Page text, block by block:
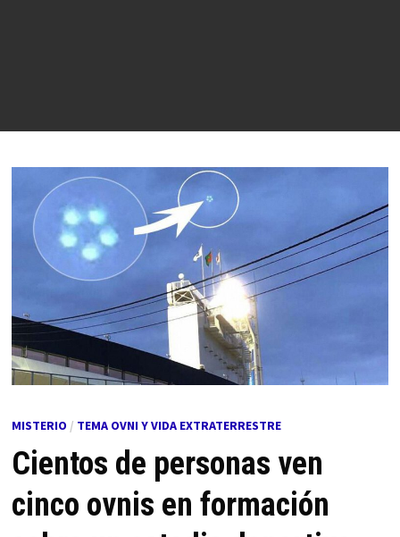
MISTERIO / TEMA OVNI Y VIDA EXTRATERRESTRE
Cientos de personas ven
cinco ovnis en formación